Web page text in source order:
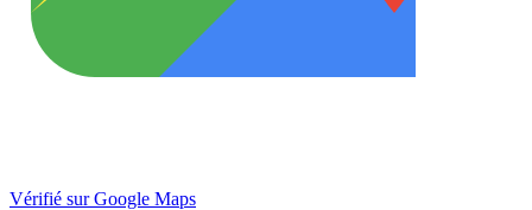
Vérifié sur Google Maps